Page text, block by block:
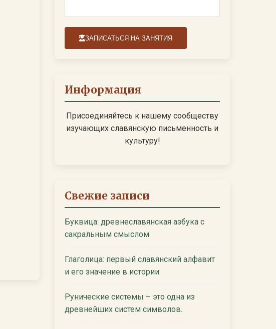
ЗАПИСАТЬСЯ НА ЗАНЯТИЯ
Информация
Присоединяйтесь к нашему сообществу
изучающих славянскую письменность и
культуру!
Свежие записи
Буквица: древнеславянская азбука с
сакральным смыслом
Глаголица: первый славянский алфавит
и его значение в истории
Рунические системы – это одна из
древнейших систем символов.